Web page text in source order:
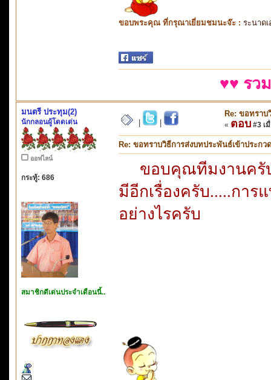
ขอบพระคุณ ที่กรุณาเยี่ยมชมนะจ๊ะ : ระนาดเ
♥♥ รว
มนตรี ประทุม(2)
นักกลอนผู้โดดเด่น
ออฟไลน์
กระทู้: 686
สมาชิกดีเด่นประจำเดือนนี้..
Re: ขอทราบ
« ตอบ #3 เ
Re: ขอทราบวิธีการส่งบทประพันธ์เข้าประกวด
ขอบคุณทีมงานครับ
มีอีกเรื่องครับ.....กา
อย่างไรครับ